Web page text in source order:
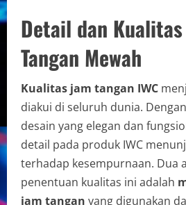
Detail dan
Tangan Mewah
Kualitas jam tangan IWC
diakui di seluruh dunia.
desain yang elegan dan
detail pada produk IWC
terhadap kesempurnaan. Dua
penentuan kualitas ini adalah
jam tangan yang digunakan